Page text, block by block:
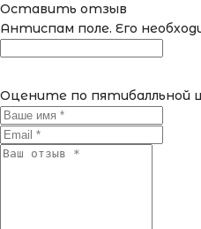
Оставить отзыв
Антиспам поле. Его
Оцените по пятибалльной